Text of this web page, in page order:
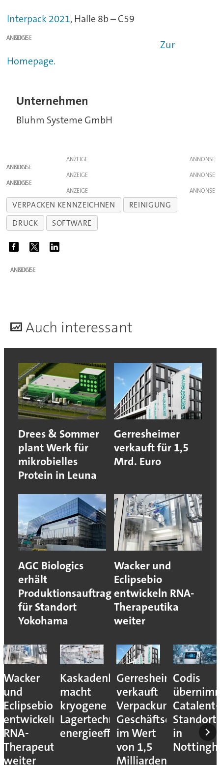
Interpack 2021, Halle 8b – C59
ANZEIGE
Zur
Homepage.
Unternehmen
Bluhm Systeme GmbH
ANZEIGE
ANZEIGE
ANZEIGE
ANZEIGE
ANZEIGE
VERPACKEN KENNZEICHNEN
REINIGUNG
DRUCK
SOFTWARE
ANZEIGE
Auch interessant
Drees & Sommer
plant Werk für
mikrobielles
Protein in Leuna
Gerresheimer
verkauft für 1,5
Mrd. Euro
AGC Biologics
erhält
Produktionsauftrag
für Standort
Yokohama
Wacker und
Eclipsebio
entwickeln RNA-
Therapeutika
weiter
Wacker
und
Eclipsebio
entwickeln
RNA-
Therapeutika
weiter
Kaskadenkonzept
macht
kryogene
Lagertechnik
energieeffizienter
Gerresheimer
verkauft
Verpackungs-
Geschäftseinheiten
im Wert
von 1,5
Milliarden
Codis
Catalent-
Standort
in